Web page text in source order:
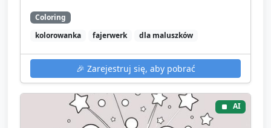
Coloring
kolorowanka
fajerwerk dla maluszków
🎉 Zarejestruj się, aby pobrać
AI